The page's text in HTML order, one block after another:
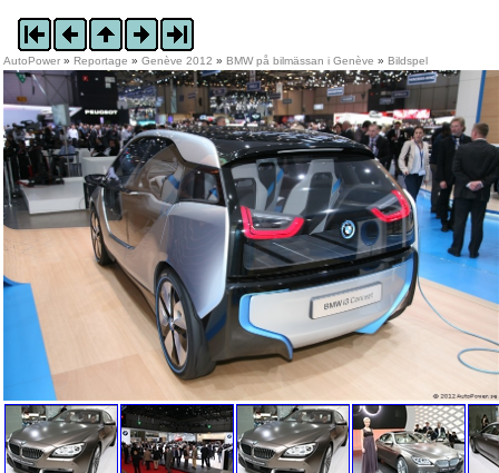
AutoPower » Reportage »Genève 2012 » BMW på bilmässan i Genève » Bildspel